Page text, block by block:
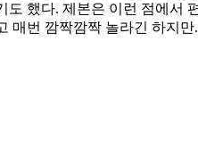
했다. 제본은 이런 점에서
매번 깜짝깜짝 놀라긴 하지만.